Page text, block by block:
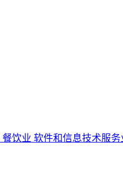
餐饮业 软件和信息技术服